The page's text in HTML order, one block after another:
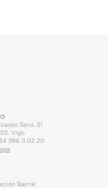
Sanz, 31
Vigo
986 11 02 20
Barrié